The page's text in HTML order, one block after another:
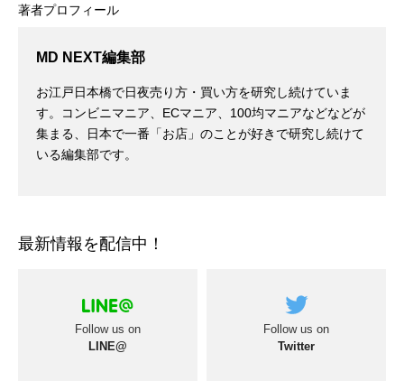
著者プロフィール
MD NEXT編集部
お江戸日本橋で日夜売り方・買い方を研究し続けていま
す。コンビニマニア、ECマニア、100均マニアなどなどが
集まる、日本で一番「お店」のことが好きで研究し続けて
いる編集部です。
最新情報を配信中！
Follow us on
LINE@
Follow us on
Twitter